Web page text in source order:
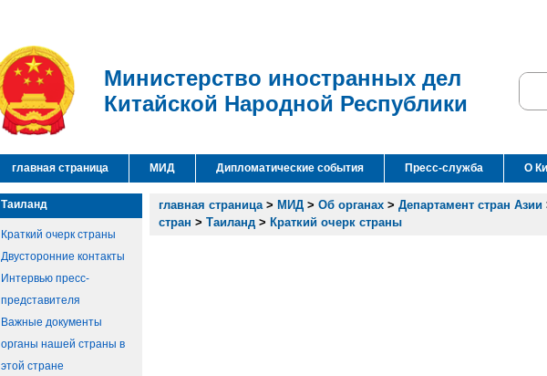
Министерство иностранных дел
Китайской Народной Республики
главная страница МИД Дипломатические события Пресс-служба О
Таиланд
Краткий очерк страны
Двусторонние контакты
Интервью пресс-
представителя
Важные документы
органы нашей страны в
этой стране
главная страница> МИД > Об органах > Департамент стран Азии
стран > Таиланд > Краткий очерк страны